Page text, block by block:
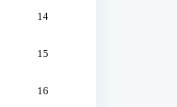
14
15
16